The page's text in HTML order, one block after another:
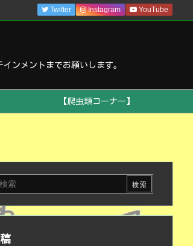
ンメントまでお願いします。
【爬虫類コーナー】
Twitter Instagram YouTube